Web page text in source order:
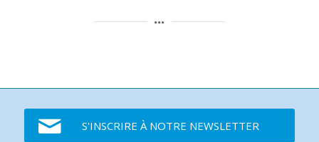
S'INSCRIRE À NOTRE NEWSLETTER